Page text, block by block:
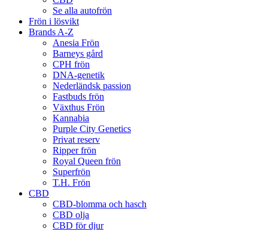
Se alla autofrön
Frön i lösvikt
Brands A-Z
Anesia Frön
Barneys gård
CPH frön
DNA-genetik
Nederländsk passion
Fastbuds frön
Växthus Frön
Kannabia
Purple City Genetics
Privat reserv
Ripper frön
Royal Queen frön
Superfrön
T.H. Frön
CBD
CBD-blomma och hasch
CBD olja
CBD för djur